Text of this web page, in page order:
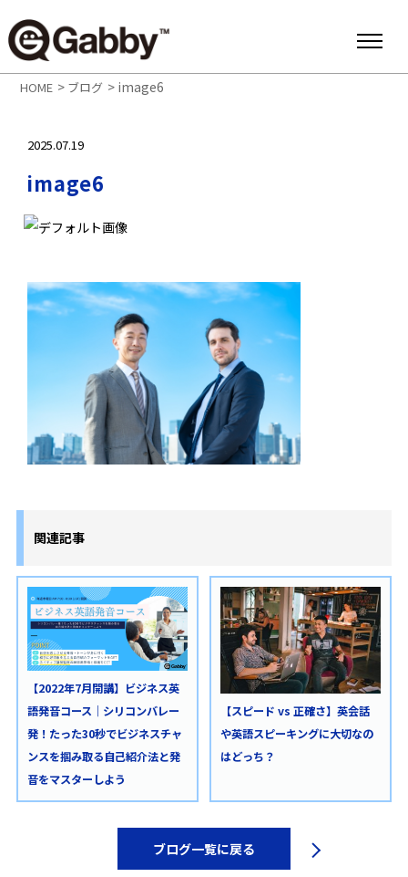
HOME > ブログ > image6
2025.07.19
image6
関連記事
【2022年7月開講】ビジネス英
語発音コース｜シリコンバレー
発！たった30秒でビジネスチャ
ンスを掴み取る自己紹介法と発
音をマスターしよう
【スピード vs 正確さ】英会話
や英語スピーキングに大切なの
はどっち？
ブログ一覧に戻る